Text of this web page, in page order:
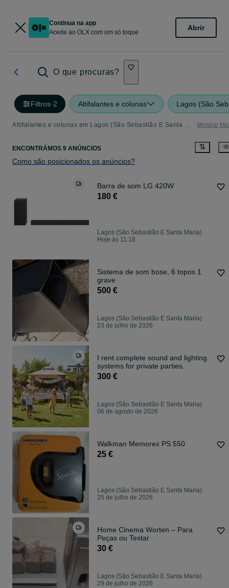
Continua na app
Acede ao OLX com um só toque
Abrir
O que procuras?
Filtros·2 Altifalantes e colunas Lagos (São
Altifalantes e colunas em Lagos (São Sebastião E Santa Maria) - tudo o que precisa Mostrar
ENCONTRÁMOS 9 ANÚNCIOS
Como são posicionados os anúncios?
Barra de som LG 420W
180 €
Lagos (São Sebastião E Santa Maria)
Hoje às 11:18
Sistema de som bose, 6 topos 1
grave
500 €
Lagos (São Sebastião E Santa Maria)
23 de julho de 2026
I rent complete sound and lighting
systems for private parties.
300 €
Lagos (São Sebastião E Santa Maria)
06 de agosto de 2026
Walkman Memorex PS 550
25 €
Lagos (São Sebastião E Santa Maria)
25 de julho de 2026
Home Cinema Worten – Para
Peças ou Testar
30 €
Lagos (São Sebastião E Santa Maria)
29 de julho de 2026